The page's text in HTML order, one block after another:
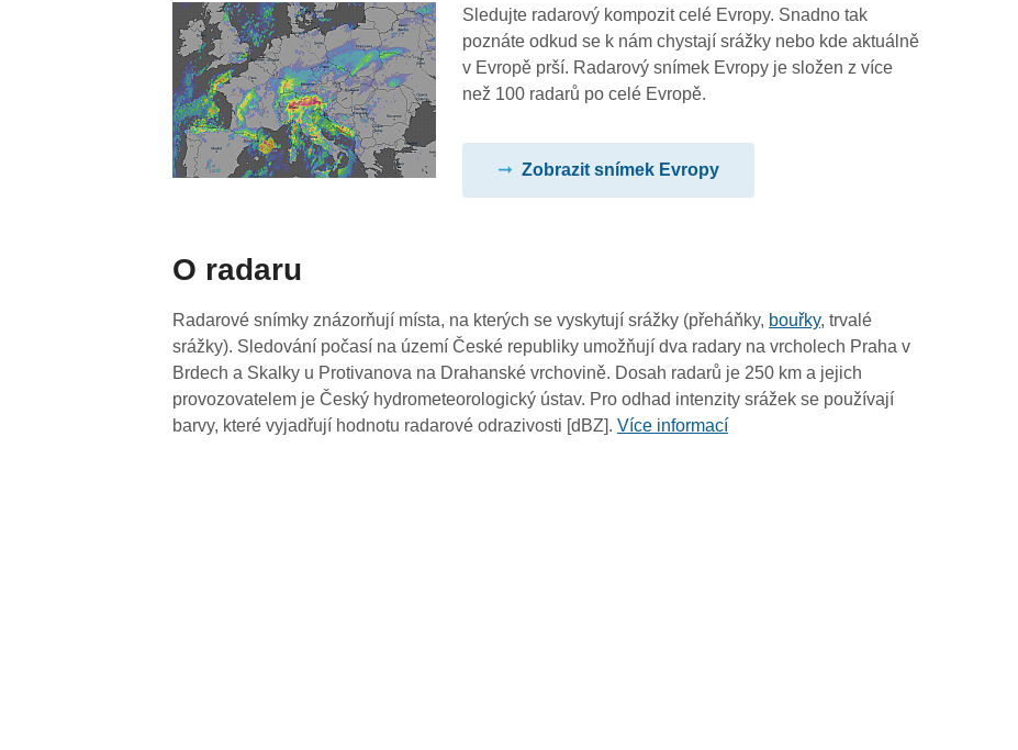
10:40
10:30
10:20
08:40
08:30
08:20
08:10
Sledujte radarový kompozit celé Evropy. Snadno tak
poznáte odkud se k nám chystají srážky nebo kde aktuálně
v Evropě prší. Radarový snímek Evropy je složen z více
než 100 radarů po celé Evropě.
Zobrazit snímek Evropy
O radaru
Radarové snímky znázorňují místa, na kterých se vyskytují srážky (přeháňky, bouřky, trvalé
srážky). Sledování počasí na území České republiky umožňují dva radary na vrcholech Praha v
Brdech a Skalky u Protivanova na Drahanské vrchovině. Dosah radarů je 250 km a jejich
provozovatelem je Český hydrometeorologický ústav. Pro odhad intenzity srážek se používají
barvy, které vyjadřují hodnotu radarové odrazivosti [dBZ].Více informací